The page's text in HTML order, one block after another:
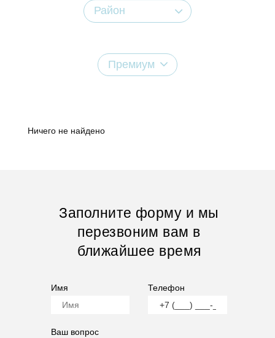
Район
Премиум
Ничего не найдено
Заполните форму и мы
перезвоним вам в
ближайшее время
Имя Телефон
Ваш вопрос